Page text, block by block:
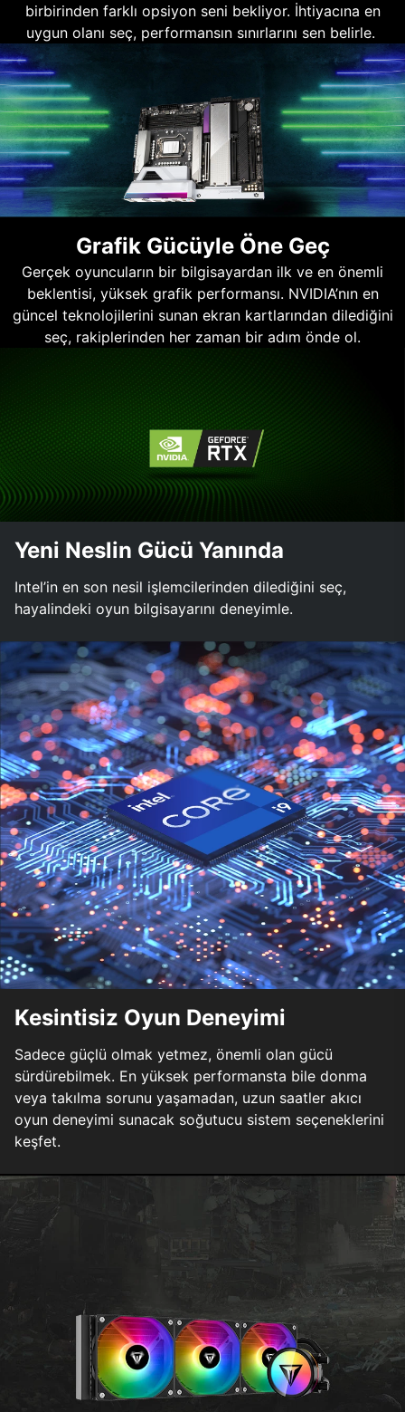
birbirinden farklı opsiyon seni bekliyor. İhtiyacına en
uygun olanı seç, performansın sınırlarını sen belirle.
Grafik Gücüyle Öne Geç
Gerçek oyuncuların bir bilgisayardan ilk ve en önemli
beklentisi, yüksek grafik performansı. NVIDIA’nın en
güncel teknolojilerini sunan ekran kartlarından dilediğini
seç, rakiplerinden her zaman bir adım önde ol.
Yeni Neslin Gücü Yanında
Intel’in en son nesil işlemcilerinden dilediğini seç,
hayalindeki oyun bilgisayarını deneyimle.
Kesintisiz Oyun Deneyimi
Sadece güçlü olmak yetmez, önemli olan gücü
sürdürebilmek. En yüksek performansta bile donma
veya takılma sorunu yaşamadan, uzun saatler akıcı
oyun deneyimi sunacak soğutucu sistem seçeneklerini
keşfet.